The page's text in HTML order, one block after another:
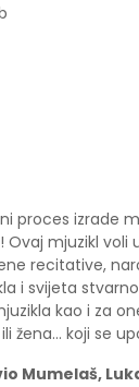
proces izrade
mjuzikl voli
recitative,
i svijeta
kao i za
žena… koji se
Mumelaš,